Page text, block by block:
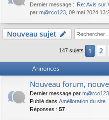
Dernier message : Re: Avis sur
par m@rco123 , 09 mai 2024
Nouveau sujet
147 sujets 1 2
Annonces
Nouveau forum,
Dernier message par m@rco123
Publié dans Amélioration du site
Réponses : 57